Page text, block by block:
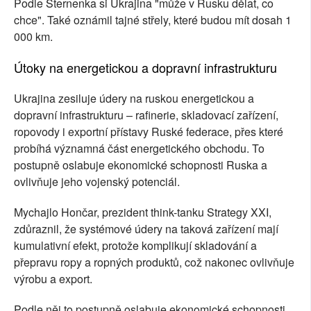
chce". Také oznámil tajné střely, které budou mít dosah 1
000 km.
Útoky na energetickou a dopravní infrastrukturu
Ukrajina zesiluje údery na ruskou energetickou a
dopravní infrastrukturu – rafinerie, skladovací zařízení,
ropovody i exportní přístavy Ruské federace, přes které
probíhá významná část energetického obchodu. To
postupně oslabuje ekonomické schopnosti Ruska a
ovlivňuje jeho vojenský potenciál.
Mychajlo Hončar, prezident think-tanku Strategy XXI,
zdůraznil, že systémové údery na taková zařízení mají
kumulativní efekt, protože komplikují skladování a
přepravu ropy a ropných produktů, což nakonec ovlivňuje
výrobu a export.